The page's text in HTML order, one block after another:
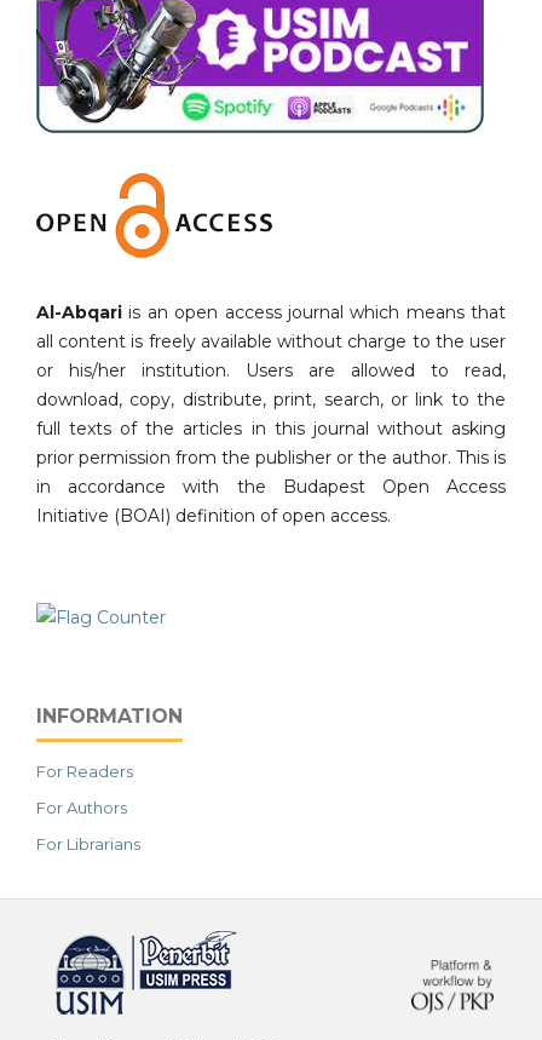
Al-Abqari is an open access journal which means that
all content is freely available without charge to the user
or his/her institution. Users are allowed to read,
download, copy, distribute, print, search, or link to the
full texts of the articles in this journal without asking
prior permission from the publisher or the author. This is
in accordance with the Budapest Open Access
Initiative (BOAI) definition of open access.
INFORMATION
For Readers
For Authors
For Librarians